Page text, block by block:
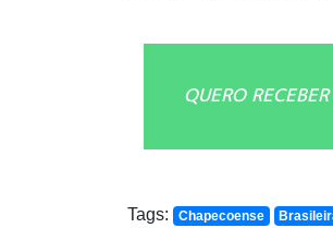
QUERO
Tags: Chapecoense